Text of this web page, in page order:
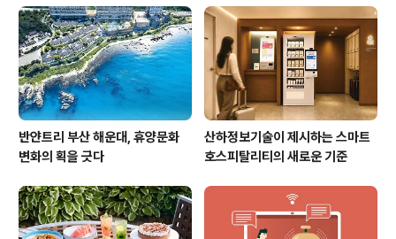
반얀트리 부산 해운대, 휴양문화
변화의 획을 긋다
산하정보기술이 제시하는 스마트
호스피탈리티의 새로운 기준